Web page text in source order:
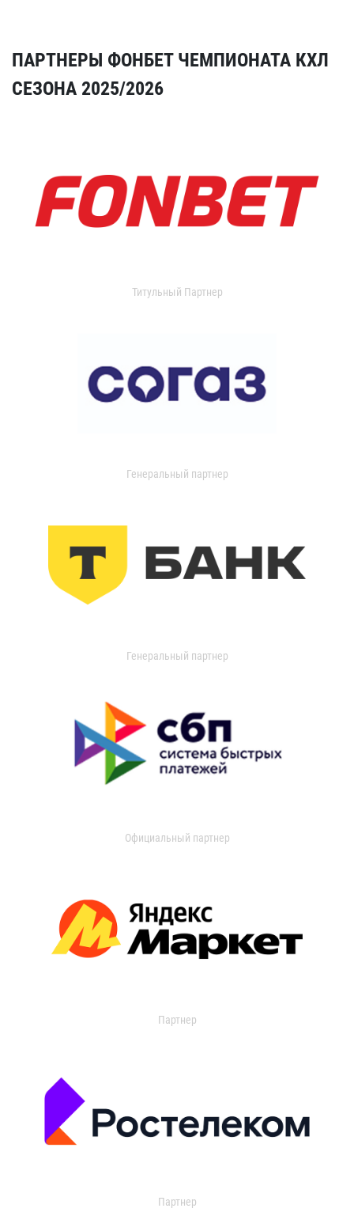
ПАРТНЕРЫ ФОНБЕТ ЧЕМПИОНАТА КХЛ
СЕЗОНА 2025/2026
Титульный Партнер
Генеральный партнер
Генеральный партнер
Официальный партнер
Партнер
Партнер